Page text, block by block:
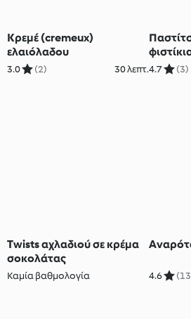
Κρεμέ (cremeux)
ελαιόλαδου
3.0 (2) 30 λεπτ.4.7 (3)
Twists αχλαδιού σε κρέμα
σοκολάτας
Καμία βαθμολογία 4.6